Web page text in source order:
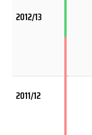
2012/13
2011/12